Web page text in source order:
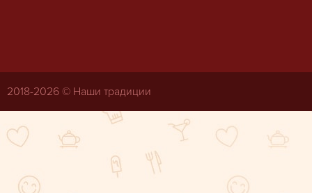
2018-2026 © Наши традиции